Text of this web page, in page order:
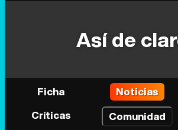
Así de
Ficha Noticias
Críticas
Comunidad